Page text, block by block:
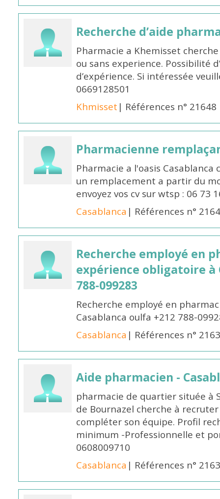
Recherche d’aide
Pharmacie a Khemisset
ou sans experience. Possibilité
d’expérience. Si intéressée
0669128501
Khmisset | Références n° 21648
Pharmacienne
Pharmacie a l'oasis
un remplacement a partir du
envoyez vos cv sur wtsp : 06 73
Casablanca | Références n°
Recherche employé en
expérience obligatoire à
788-099283
Recherche employé en
Casablanca oulfa +212 788-
Casablanca | Références n°
Aide pharmacien -
pharmacie de quartier située à
de Bournazel cherche à
compléter son équipe. Profil
minimum -Professionnelle et
0608009710
Casablanca | Références n°